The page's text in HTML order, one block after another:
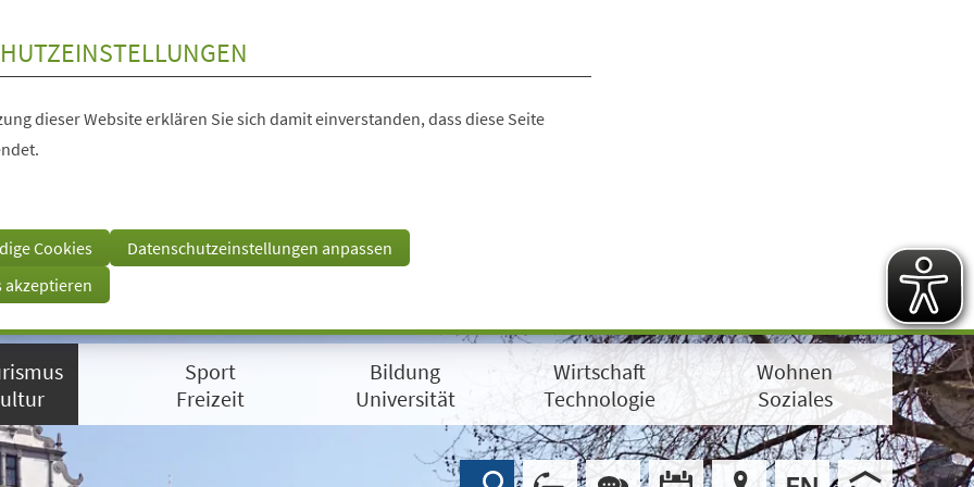
dieser Website erklären Sie sich damit einverstanden, dass diese Seite
Cookies
Datenschutzeinstellungen anpassen
akzeptieren
Sport
Freizeit
Bildung
Universität
Wirtschaft
Technologie
Wohnen
Soziales